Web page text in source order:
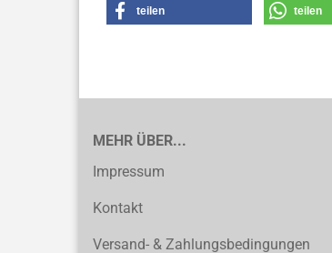
teilen teilen
MEHR ÜBER...
Impressum
Kontakt
Versand- & Zahlungsbedingungen